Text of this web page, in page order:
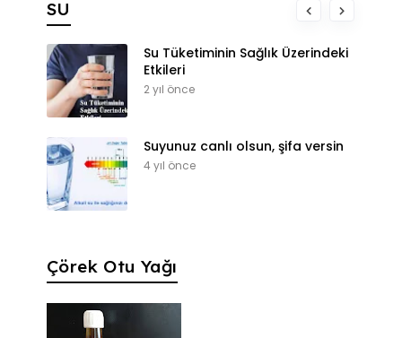
SU
Su Tüketiminin Sağlık Üzerindeki
Etkileri
2 yıl önce
Suyunuz canlı olsun, şifa versin
4 yıl önce
Çörek Otu Yağı